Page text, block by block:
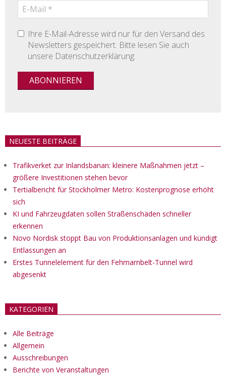
Ihre E-Mail-Adresse wird nur für den Versand des
Newsletters gespeichert. Bitte lesen Sie auch
unsere Datenschutzerklärung.
NEUESTE BEITRÄGE
Trafikverket zur Inlandsbanan: kleinere Maßnahmen jetzt –
größere Investitionen stehen bevor
Tertialbericht für Stockholmer Metro: Kostenprognose erhöht
sich
KI und Fahrzeugdaten sollen Straßenschäden schneller
erkennen
Novo Nordisk stoppt Bau von Produktionsanlagen und kündigt
Entlassungen an
Erstes Tunnelelement für den Fehmarnbelt-Tunnel wird
abgesenkt
KATEGORIEN
Alle Beiträge
Allgemein
Ausschreibungen
Berichte von Veranstaltungen